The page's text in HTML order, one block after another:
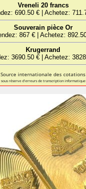
Source internationale des cotations
sous réserve d'erreurs de transcription informatique